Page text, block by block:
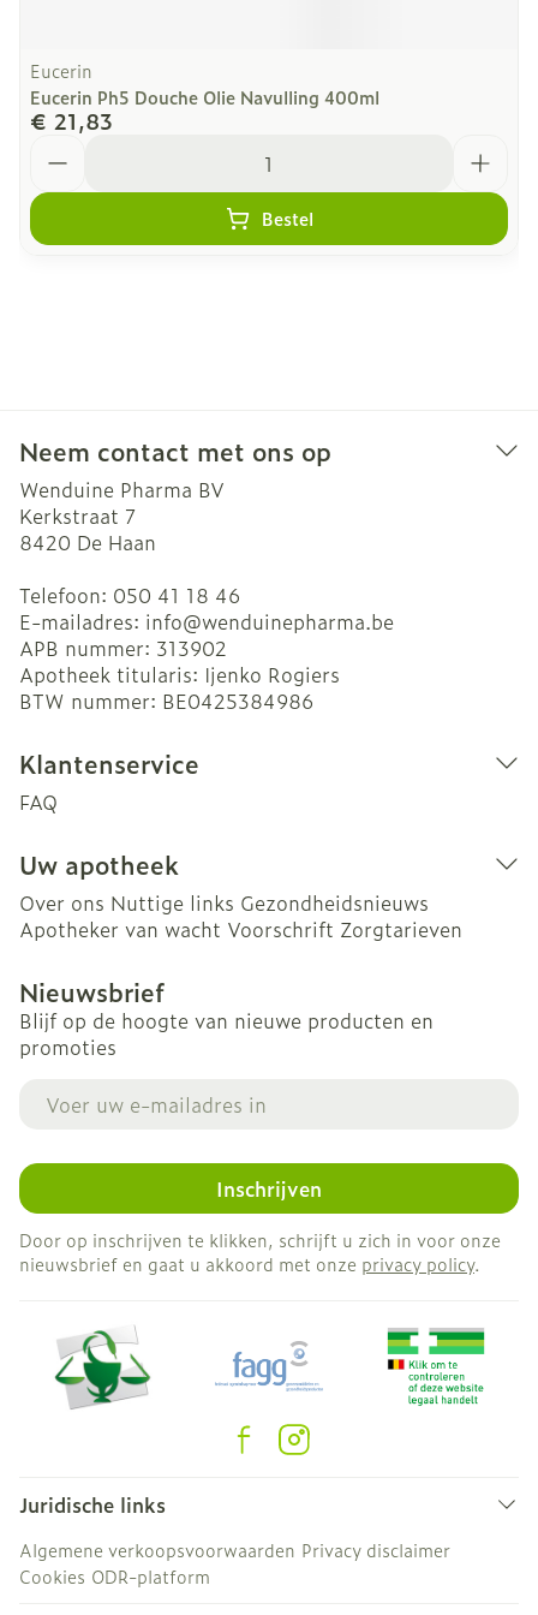
Eucerin
Eucerin Ph5 Douche Olie Navulling 400ml
€ 21,83
Bestel
Neem contact met ons op
Wenduine Pharma BV
Kerkstraat 7
8420 De Haan
Telefoon: 050 41 18 46
E-mailadres: info@wenduinepharma.be
APB nummer: 313902
Apotheek titularis: Ijenko Rogiers
BTW nummer: BE0425384986
Klantenservice
FAQ
Uw apotheek
Over ons Nuttige links Gezondheidsnieuws
Apotheker van wacht Voorschrift Zorgtarieven
Nieuwsbrief
Blijf op de hoogte van nieuwe producten en
promoties
Inschrijven
Door op inschrijven te klikken, schrijft u zich in voor onze
nieuwsbrief en gaat u akkoord met onze privacy policy.
Juridische links
Algemene verkoopsvoorwaarden Privacy disclaimer
Cookies ODR-platform